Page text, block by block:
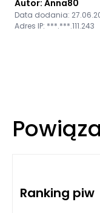
Autor: Anna80
Data dodania:
Adres IP: ***.***.111.243
Ranking piw